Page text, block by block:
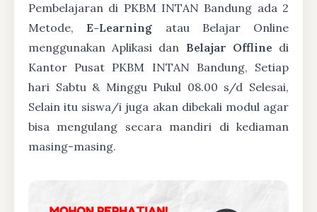
Pembelajaran di PKBM INTAN Bandung ada 2
Metode,E-Learning atau Belajar Online
menggunakan Aplikasi dan Belajar Offline di
Kantor Pusat PKBM INTAN Bandung, Setiap
hari Sabtu & Minggu Pukul 08.00 s/d Selesai,
Selain itu siswa/i juga akan dibekali modul agar
bisa mengulang secara mandiri di kediaman
masing-masing.